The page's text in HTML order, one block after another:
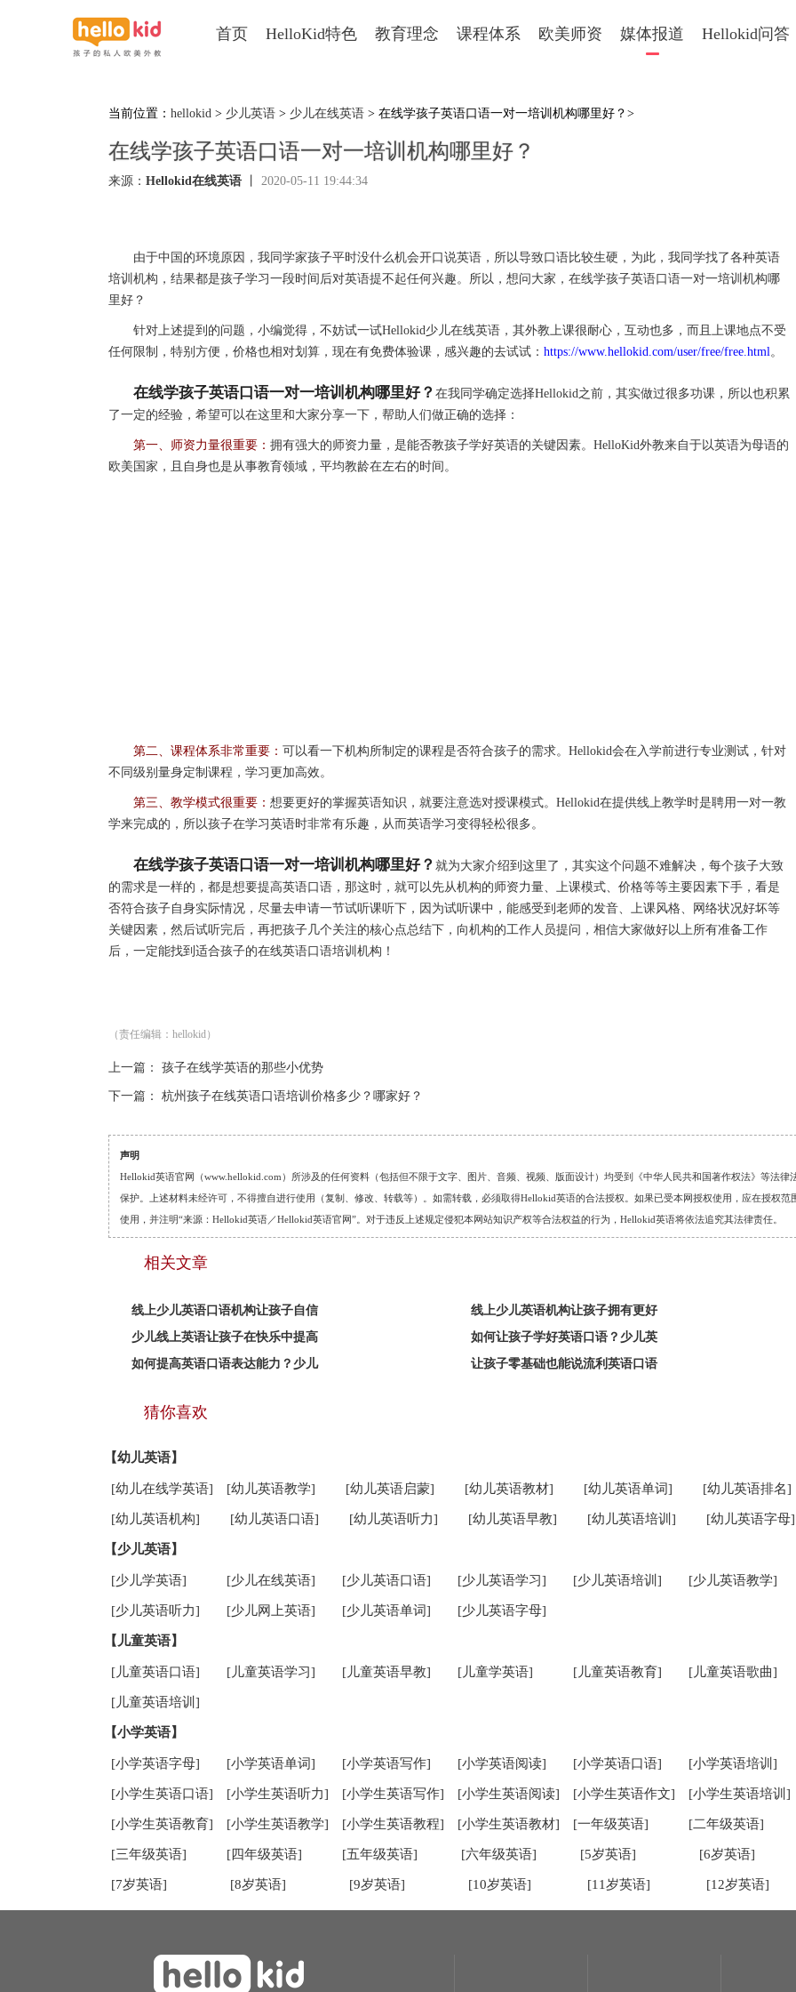
首页 HelloKid特色 教育理念 课程体系 欧美师资 媒体报道 Hellokid问答
当前位置： hellokid > 少儿英语 > 少儿在线英语 > 在线学孩子英语口语一对一培训机构哪里好？>
在线学孩子英语口语一对一培训机构哪里好？
来源： Hellokid在线英语 2020-05-11 19:44:34
由于中国的环境原因，我同学家孩子平时没什么机会开口说英语，所以导致口语比较生硬，为此，我同学找了各种英语
培训机构，结果都是孩子学习一段时间后对英语提不起任何兴趣。所以，想问大家，在线学孩子英语口语一对一培训机构哪
里好？
针对上述提到的问题，小编觉得，不妨试一试Hellokid少儿在线英语，其外教上课很耐心，互动也多，而且上课地点不受
任何限制，特别方便，价格也相对划算，现在有免费体验课，感兴趣的去试试： https://www.hellokid.com/user/free/free.html。
在线学孩子英语口语一对一培训机构哪里好？ 在我同学确定选择Hellokid之前，其实做过很多功课，所以也积累
了一定的经验，希望可以在这里和大家分享一下，帮助人们做正确的选择：
第一、师资力量很重要： 拥有强大的师资力量，是能否教孩子学好英语的关键因素。HelloKid外教来自于以英语为母语的
欧美国家，且自身也是从事教育领域，平均教龄在左右的时间。
第二、课程体系非常重要： 可以看一下机构所制定的课程是否符合孩子的需求。Hellokid会在入学前进行专业测试，针对
不同级别量身定制课程，学习更加高效。
第三、教学模式很重要： 想要更好的掌握英语知识，就要注意选对授课模式。Hellokid在提供线上教学时是聘用一对一教
学来完成的，所以孩子在学习英语时非常有乐趣，从而英语学习变得轻松很多。
在线学孩子英语口语一对一培训机构哪里好？ 就为大家介绍到这里了，其实这个问题不难解决，每个孩子大致
的需求是一样的，都是想要提高英语口语，那这时，就可以先从机构的师资力量、上课模式、价格等等主要因素下手，看是
否符合孩子自身实际情况，尽量去申请一节试听课听下，因为试听课中，能感受到老师的发音、上课风格、网络状况好坏等
关键因素，然后试听完后，再把孩子几个关注的核心点总结下，向机构的工作人员提问，相信大家做好以上所有准备工作
后，一定能找到适合孩子的在线英语口语培训机构！
（责任编辑：hellokid）
上一篇： 孩子在线学英语的那些小优势
下一篇： 杭州孩子在线英语口语培训价格多少？哪家好？
声明
Hellokid英语官网（www.hellokid.com）所涉及的任何资料（包括但不限于文字、图片、音频、视频、版面设计）均受到《中华人民共和国著作权法》等法律
保护。上述材料未经许可，不得擅自进行使用（复制、修改、转载等）。如需转载，必须取得Hellokid英语的合法授权。如果已受本网授权使用，应在授权范
使用，并注明“来源：Hellokid英语／Hellokid英语官网”。对于违反上述规定侵犯本网站知识产权等合法权益的行为，Hellokid英语将依法追究其法律责任。
相关文章
线上少儿英语口语机构让孩子自信
线上少儿英语机构让孩子拥有更好
少儿线上英语让孩子在快乐中提高
如何让孩子学好英语口语？少儿英
如何提高英语口语表达能力？少儿
让孩子零基础也能说流利英语口语
猜你喜欢
【幼儿英语】
[幼儿在线学英语] [幼儿英语教学] [幼儿英语启蒙] [幼儿英语教材] [幼儿英语单词] [幼儿英语排名]
[幼儿英语机构] [幼儿英语口语] [幼儿英语听力] [幼儿英语早教] [幼儿英语培训] [幼儿英语字母]
【少儿英语】
[少儿学英语] [少儿在线英语] [少儿英语口语] [少儿英语学习] [少儿英语培训] [少儿英语教学]
[少儿英语听力] [少儿网上英语] [少儿英语单词] [少儿英语字母]
【儿童英语】
[儿童英语口语] [儿童英语学习] [儿童英语早教] [儿童学英语] [儿童英语教育] [儿童英语歌曲]
[儿童英语培训]
【小学英语】
[小学英语字母] [小学英语单词] [小学英语写作] [小学英语阅读] [小学英语口语] [小学英语培训]
[小学生英语口语] [小学生英语听力] [小学生英语写作] [小学生英语阅读] [小学生英语作文] [小学生英语培训]
[小学生英语教育] [小学生英语教学] [小学生英语教程] [小学生英语教材] [一年级英语] [二年级英语]
[三年级英语] [四年级英语] [五年级英语] [六年级英语] [5岁英语] [6岁英语]
[7岁英语] [8岁英语] [9岁英语] [10岁英语] [11岁英语] [12岁英语]